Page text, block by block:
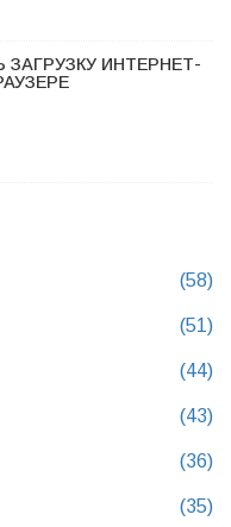
ЗАГРУЗКУ ИНТЕРНЕТ-
(58)
(51)
(44)
(43)
(36)
(35)